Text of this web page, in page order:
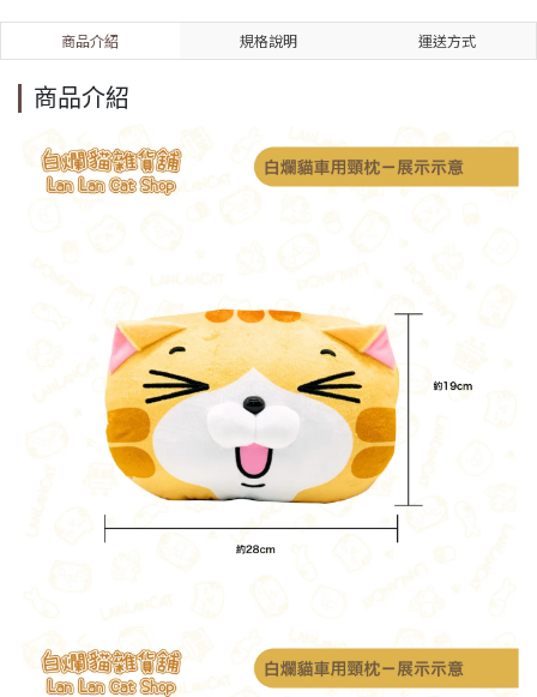
商品介紹 規格說明 運送方式
商品介紹